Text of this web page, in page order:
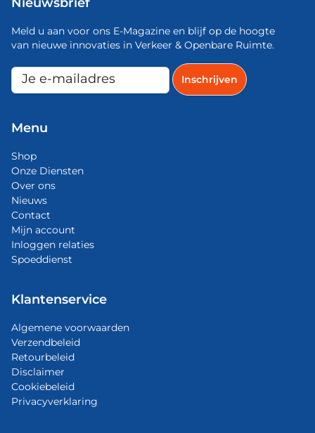
Meld u aan voor ons E-Magazine en blijf op de hoogte
van nieuwe innovaties in Verkeer & Openbare Ruimte.
Menu
Shop
Onze Diensten
Over ons
Nieuws
Contact
Mijn account
Inloggen relaties
Spoeddienst
Klantenservice
Algemene voorwaarden
Verzendbeleid
Retourbeleid
Disclaimer
Cookiebeleid
Privacyverklaring